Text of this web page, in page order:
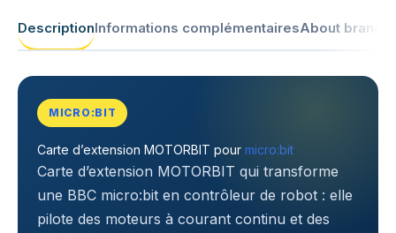
DescriptionInformations complémentairesAbout brand
MICRO:BIT
Carte d’extension MOTORBIT pour micro:bit
Carte d’extension MOTORBIT qui transforme
une BBC micro:bit en contrôleur de robot : elle
pilote des moteurs à courant continu et des